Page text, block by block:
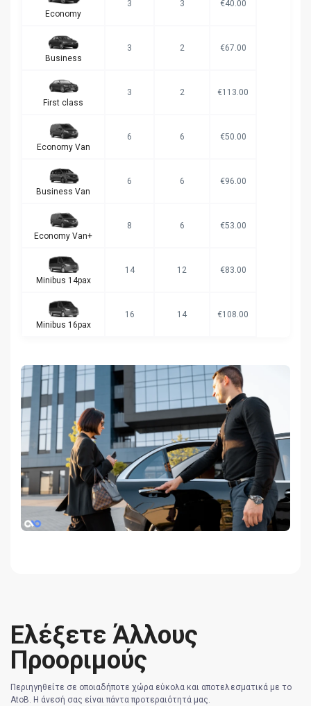
Economy
3 3 €40.00
Business
3 2 €67.00
First class
3 2 €113.00
Economy Van
6 6 €50.00
Business Van
6 6 €96.00
Economy Van+
8 6 €53.00
Minibus 14pax
14 12 €83.00
Minibus 16pax
16 14 €108.00
Ελέξετε Άλλους
Προοριμούς
Περιηγηθείτε σε οποιαδήποτε χώρα εύκολα και αποτελεσματικά με το
AtoB. Η άνεσή σας είναι πάντα προτεραιότητά μας.